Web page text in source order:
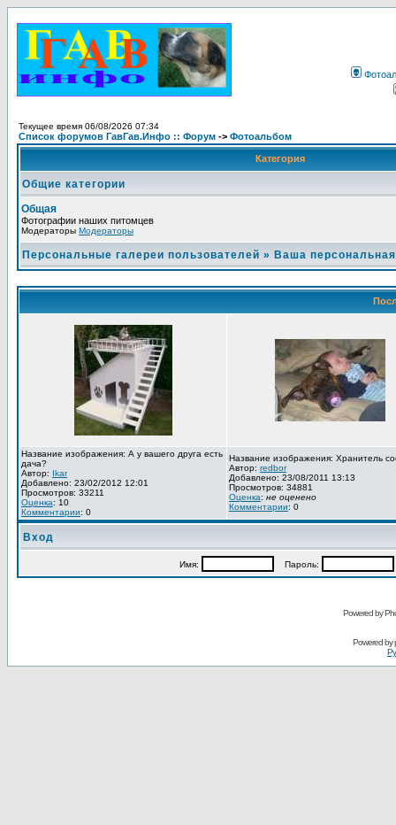
Текущее время 06/08/2026 07:34
Список форумов ГавГав.Инфо :: Форум -> Фотоальбом
Категория
Общие категории
Общая
Фотографии наших питомцев
Модераторы Модераторы
Персональные галереи пользователей » Ваша
Название изображения: А у вашего друга есть
дача?
Автор: Ikar
Добавлено: 23/02/2012 12:01
Просмотров: 33211
Оценка: 10
Комментарии: 0
Название изображения: Хранитель
Автор: redbor
Добавлено: 23/08/2011 13:13
Просмотров: 34881
Оценка: не оценено
Комментарии: 0
Вход
Имя: Пароль:
Powered by
Powered by